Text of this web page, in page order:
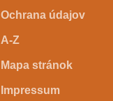
Ochrana údajov
A-Z
Mapa stránok
Impressum